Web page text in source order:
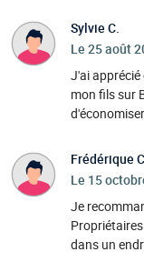
Sylvie C.
Le 25 août
J'ai
mon fils sur
Frédérique
Le 15
Je
dans un